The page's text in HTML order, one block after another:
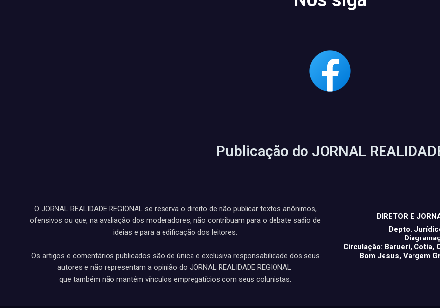
Publicação do JORNAL
O JORNAL REALIDADE REGIONAL se reserva o direito de não publicar textos anônimos,
ofensivos ou que, na avaliação dos moderadores, não contribuam para o debate sadio de
ideias e para a edificação dos leitores.
Os artigos e comentários publicados são de única e exclusiva responsabilidade dos seus
autores e não representam a opinião do JORNAL REALIDADE REGIONAL
que também não mantém vínculos empregatícios com seus colunistas.
DIRETOR E
Depto.
Circulação: Barueri, Cotia,
Bom Jesus, Vargem